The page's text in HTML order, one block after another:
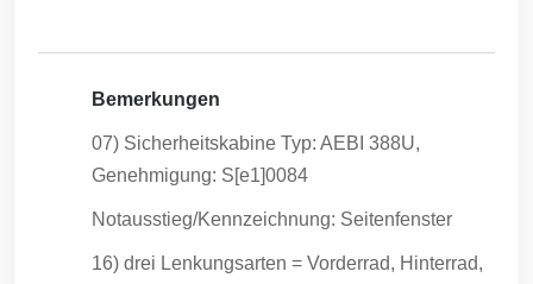
Bemerkungen
07) Sicherheitskabine Typ: AEBI 388U,
Genehmigung: S[e1]0084
Notausstieg/Kennzeichnung: Seitenfenster
16) drei Lenkungsarten = Vorderrad, Hinterrad,